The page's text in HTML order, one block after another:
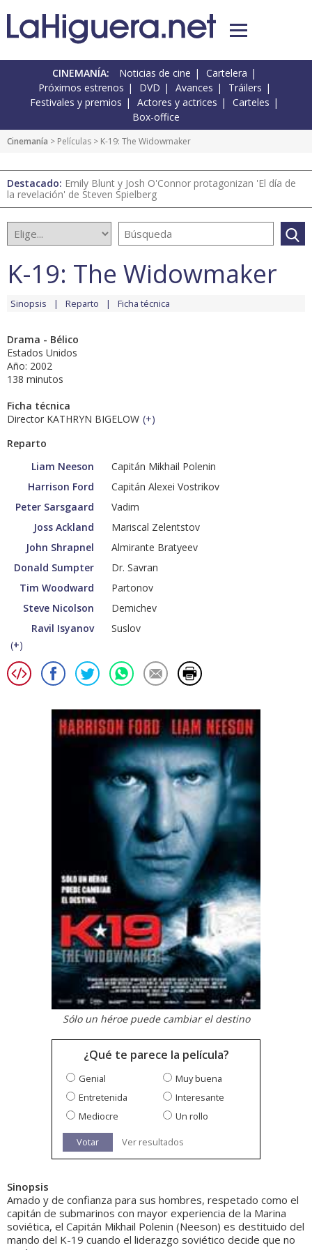
CINEMANÍA: Noticias de cine
Cartelera
Próximos estrenos
DVD Avances
Tráilers
Festivales y premios
Actores y actrices
Carteles
Box-office
Cinemanía > Películas > K-19: The Widowmaker
Destacado: Emily Blunt y Josh O'Connor protagonizan 'El día de
la revelación' de Steven Spielberg
K-19: The Widowmaker
Sinopsis Reparto Ficha técnica
Drama - Bélico
Estados Unidos
Año: 2002
138 minutos
Ficha técnica
Director KATHRYN BIGELOW (+)
Reparto
Liam Neeson
Capitán Mikhail Polenin
Harrison Ford
Capitán Alexei Vostrikov
Peter Sarsgaard
Vadim
Joss Ackland
Mariscal Zelentstov
John Shrapnel
Almirante Bratyeev
Donald Sumpter
Dr. Savran
Tim Woodward
Partonov
Steve Nicolson
Demichev
Ravil Isyanov
Suslov
(+)
Sólo un héroe puede cambiar el destino
¿Qué te parece la película?
Genial
Muy buena
Entretenida
Interesante
Mediocre
Un rollo
Votar Ver resultados
Sinopsis
Amado y de confianza para sus hombres, respetado como el
capitán de submarinos con mayor experiencia de la Marina
soviética, el Capitán Mikhail Polenin (Neeson) es destituido del
mando del K-19 cuando el liderazgo soviético decide que no